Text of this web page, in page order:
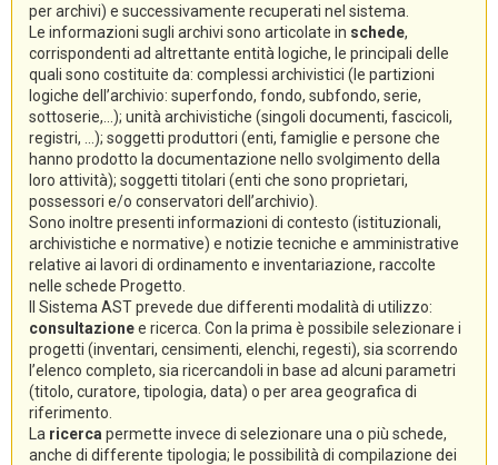
per archivi) e successivamente recuperati nel sistema.
Le informazioni sugli archivi sono articolate in schede,
corrispondenti ad altrettante entità logiche, le principali delle
quali sono costituite da: complessi archivistici (le partizioni
logiche dell’archivio: superfondo, fondo, subfondo, serie,
sottoserie,...); unità archivistiche (singoli documenti, fascicoli,
registri, ...); soggetti produttori (enti, famiglie e persone che
hanno prodotto la documentazione nello svolgimento della
loro attività); soggetti titolari (enti che sono proprietari,
possessori e/o conservatori dell’archivio).
Sono inoltre presenti informazioni di contesto (istituzionali,
archivistiche e normative) e notizie tecniche e amministrative
relative ai lavori di ordinamento e inventariazione, raccolte
nelle schede Progetto.
Il Sistema AST prevede due differenti modalità di utilizzo:
consultazionee ricerca. Con la prima è possibile selezionare i
progetti (inventari, censimenti, elenchi, regesti), sia scorrendo
l’elenco completo, sia ricercandoli in base ad alcuni parametri
(titolo, curatore, tipologia, data) o per area geografica di
riferimento.
La ricerca permette invece di selezionare una o più schede,
anche di differente tipologia; le possibilità di compilazione dei